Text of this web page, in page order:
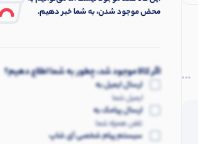
محض موجود شدن، به شما خبر دهیم.
اگر کالا موجود شد، چطور به شما اطلاع دهیم؟
ارسال ایمیل به
ایمیل شما
ارسال پیامک به
تلفن همراه شما
سیستم پیام شخصی آی شاپ